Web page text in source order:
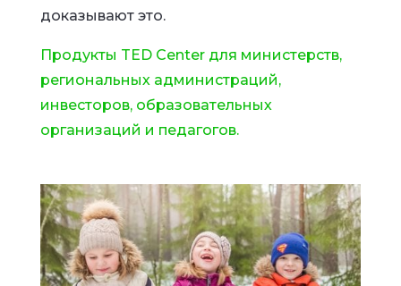
доказывают это.
Продукты TED Center для министерств,
региональных администраций,
инвесторов, образовательных
организаций и педагогов.